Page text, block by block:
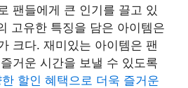
팬들에게 큰 인기를 끌고 있
고유한 특징을 담은 아이템은
크다. 재미있는 아이템은 팬
거운 시간을 보낼 수 있도록
한 할인 혜택으로 더욱 즐거운